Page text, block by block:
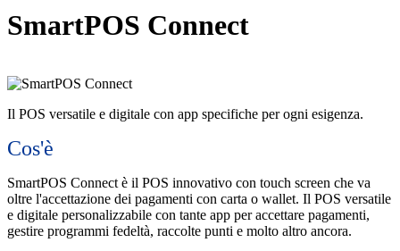
SmartPOS Connect
Il POS versatile e digitale con app specifiche per ogni esigenza.
Cos'è
SmartPOS Connect è il POS innovativo con touch screen che va
oltre l'accettazione dei pagamenti con carta o wallet. Il POS versatile
e digitale personalizzabile con tante app per accettare pagamenti,
gestire programmi fedeltà, raccolte punti e molto altro ancora.